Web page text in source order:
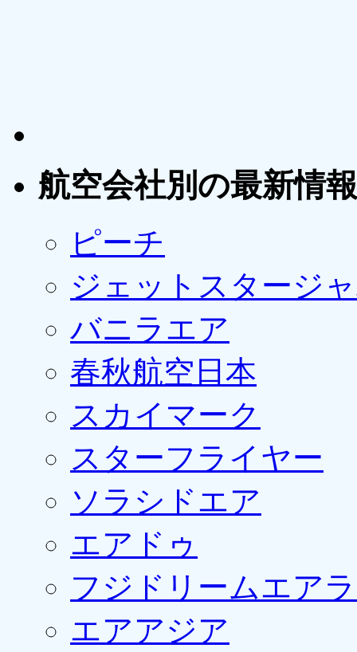
航空会社別の最新情報
ピーチ
ジェットスタージ
バニラエア
春秋航空日本
スカイマーク
スターフライヤー
ソラシドエア
エアドゥ
フジドリームエア
エアアジア